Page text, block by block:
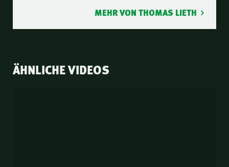
MEHR VON THOMAS LIETH
ÄHNLICHE VIDEOS